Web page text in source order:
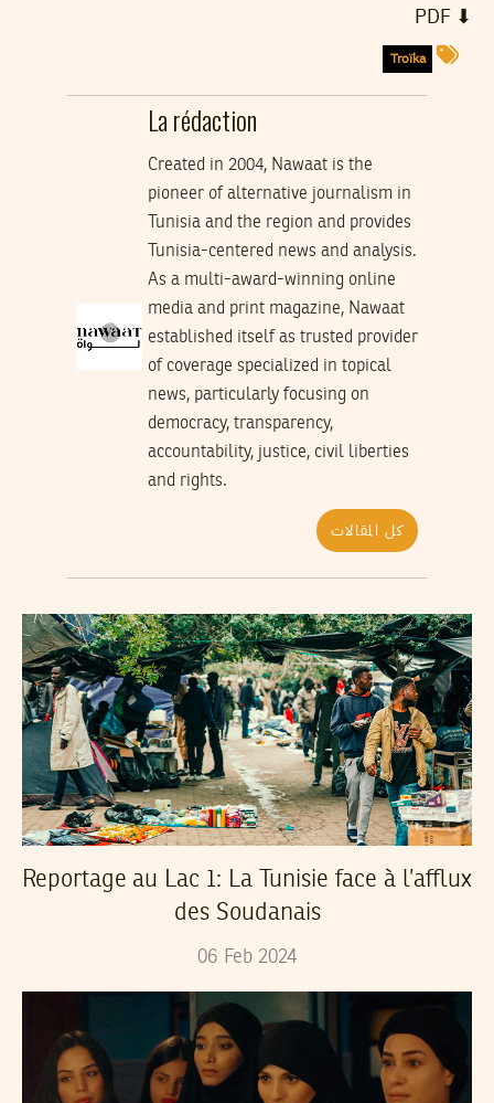
⬇︎ PDF
Troïka
La rédaction
Created in 2004, Nawaat is the
pioneer of alternative journalism in
Tunisia and the region and provides
Tunisia-centered news and analysis.
As a multi-award-winning online
media and print magazine, Nawaat
established itself as trusted provider
of coverage specialized in topical
news, particularly focusing on
democracy, transparency,
accountability, justice, civil liberties
and rights.
كل المقالات
Reportage au Lac 1: La Tunisie face à l’afflux
des Soudanais
06 Feb 2024